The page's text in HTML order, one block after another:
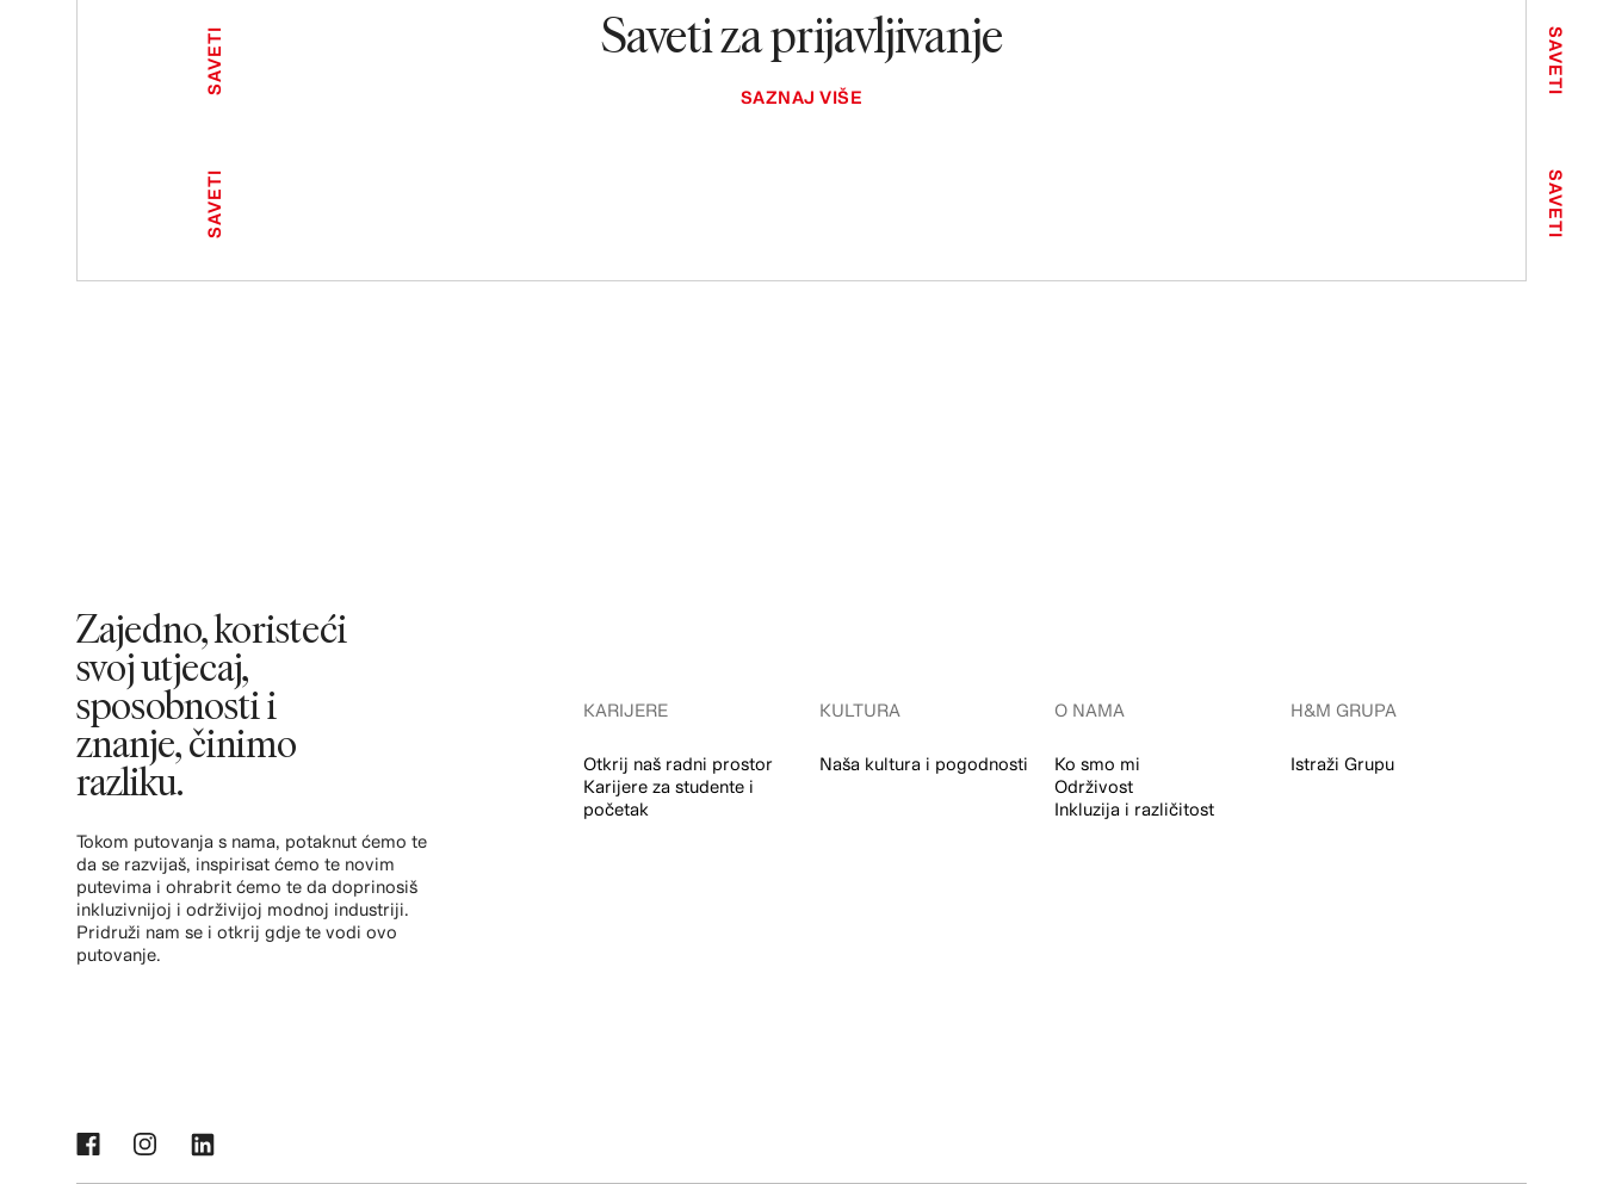
Saveti za prijavljivanje
SAZNAJ VIŠE
SAVETI
SAVETI SAVETI
SAVETI
Zajedno, koristeći
svoj utjecaj,
sposobnosti i
znanje, činimo
razliku.
Tokom putovanja s nama, potaknut ćemo te
da se razvijaš, inspirisat ćemo te novim
putevima i ohrabrit ćemo te da doprinosiš
inkluzivnijoj i održivijoj modnoj industriji.
Pridruži nam se i otkrij gdje te vodi ovo
putovanje.
KARIJERE
Otkrij naš radni prostor
Karijere za studente i
početak
KULTURA
Naša kultura i pogodnosti
O NAMA
Ko smo mi
Održivost
Inkluzija i različitost
H&M GRUPA
Istraži Grupu